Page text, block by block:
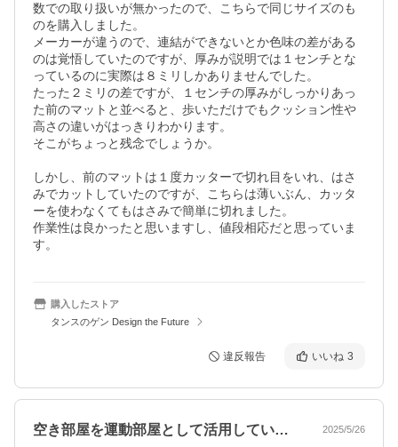
数での取り扱いが無かったので、こちらで同じサイズのも
のを購入しました。
メーカーが違うので、連結ができないとか色味の差がある
のは覚悟していたのですが、厚みが説明では１センチとな
っているのに実際は８ミリしかありませんでした。
たった２ミリの差ですが、１センチの厚みがしっかりあっ
た前のマットと並べると、歩いただけでもクッション性や
高さの違いがはっきりわかります。
そこがちょっと残念でしょうか。
しかし、前のマットは１度カッターで切れ目をいれ、はさ
みでカットしていたのですが、こちらは薄いぶん、カッタ
ーを使わなくてもはさみで簡単に切れました。
作業性は良かったと思いますし、値段相応だと思っていま
す。
購入したストア
タンスのゲン Design the Future
違反報告 いいね 3
空き部屋を運動部屋として活用しているの… 2025/5/26